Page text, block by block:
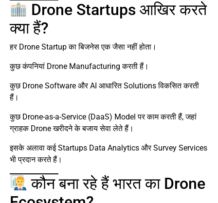
Drone Startups आखिर करते
क्या हैं?
हर Drone Startup का बिजनेस एक जैसा नहीं होता।
कुछ कंपनियां Drone Manufacturing करती हैं।
कुछ Drone Software और AI आधारित Solutions विकसित करती
हैं।
कुछ Drone-as-a-Service (DaaS) Model पर काम करती हैं, जहां
ग्राहक Drone खरीदने के बजाय सेवा लेते हैं।
इसके अलावा कई Startups Data Analytics और Survey Services
भी प्रदान करते हैं।
कौन बना रहे हैं भारत का Drone